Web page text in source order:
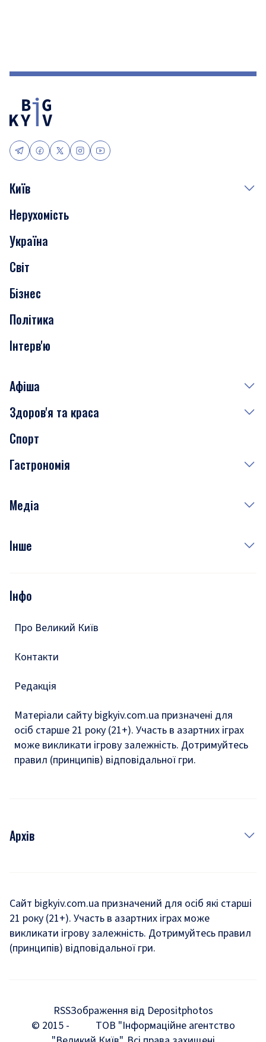
Київ
Події
Скандали
Нерухомість
Транспорт
Нерухомість
Україна
Світ
Бізнес
Політика
Інтерв'ю
Афіша
Сьогодні
Завтра
Субота
Здоров'я та краса
Медицина
Краса
Спорт
Гастрономія
Рецепти
Медіа
Фото
Подкасти
Інше
Тести
Інфо
Про Великий Київ
Контакти
Редакція
Матеріали сайту bigkyiv.com.ua призначені для
осіб старше 21 року (21+). Участь в азартних іграх
може викликати ігрову залежність. Дотримуйтесь
правил (принципів) відповідальної гри.
Архів
Комуналка
Хроніки війни
Мегаполіс
Сайт bigkyiv.com.ua призначений для осіб які старші
21 року (21+). Участь в азартних іграх може
викликати ігрову залежність. Дотримуйтесь правил
(принципів) відповідальної гри.
RSSЗображення від Depositphotos
© 2015 -
ТОВ "Інформаційне агентство